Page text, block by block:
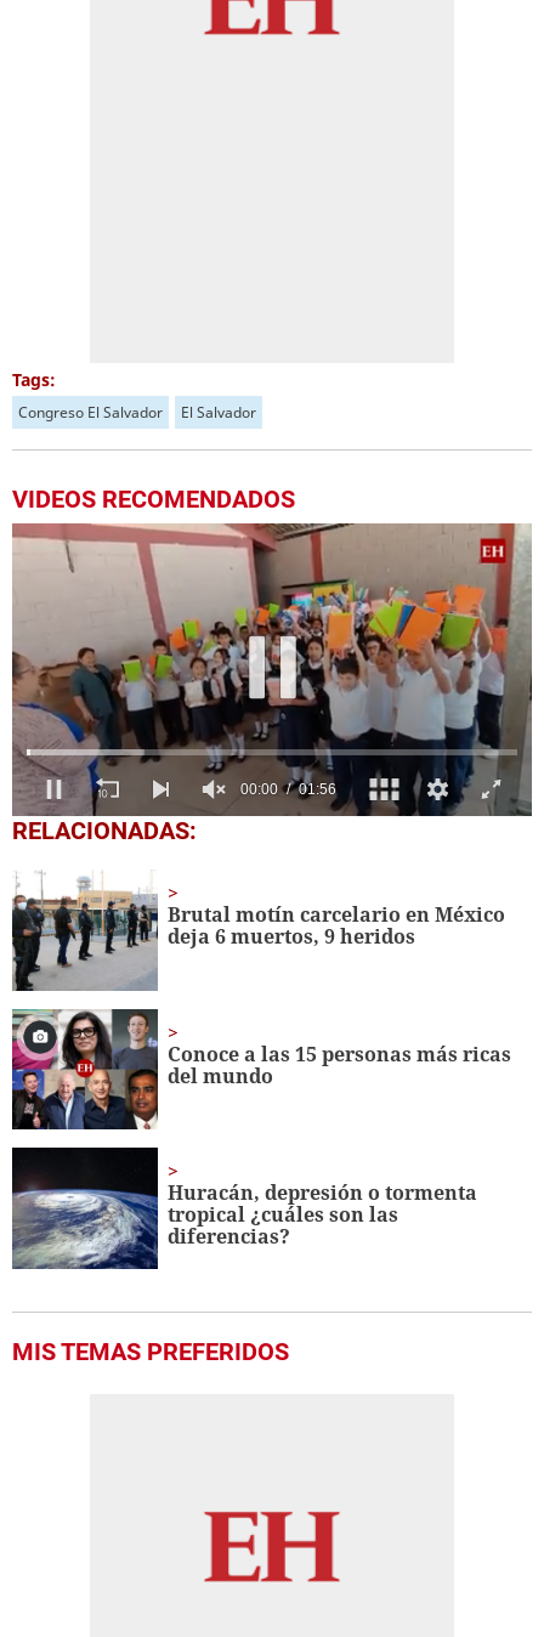
Tags:
Congreso El Salvador El Salvador
VIDEOS RECOMENDADOS
0
seconds
1
minute,
56
seconds
RELACIONADAS:
Brutal motín carcelario en México
deja 6 muertos, 9 heridos
Conoce a las 15 personas más ricas
del mundo
Huracán, depresión o tormenta
tropical ¿cuáles son las
diferencias?
MIS TEMAS PREFERIDOS